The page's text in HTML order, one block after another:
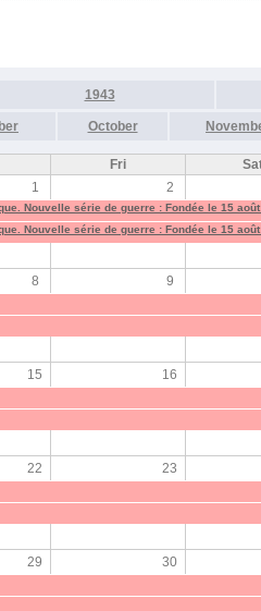
1943
October
Fri
1 2
Nouvelle série de guerre : Fondée le 15 août
Nouvelle série de guerre : Fondée le 15 août
8 9
15 16
22 23
29 30